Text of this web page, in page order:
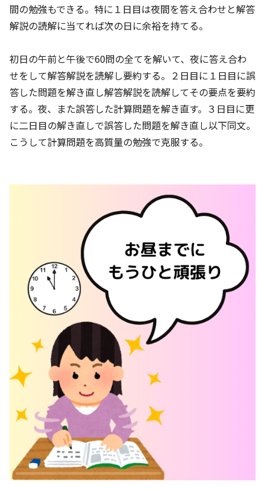
間の勉強もできる。特に１日目は夜間を答え合わせと解答
解説の読解に当てれば次の日に余裕を持てる。
初日の午前と午後で60問の全てを解いて、夜に答え合わ
せをして解答解説を読解し要約する。２日目に１日目に誤
答した問題を解き直し解答解説を読解してその要点を要約
する。夜、また誤答した計算問題を解き直す。３日目に更
に二日目の解き直しで誤答した問題を解き直し以下同文。
こうして計算問題を高質量の勉強で克服する。